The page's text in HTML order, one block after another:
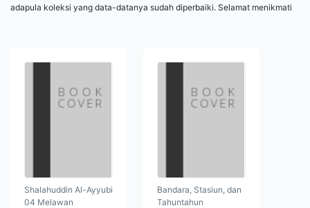
adapula koleksi yang data-datanya sudah diperbaiki. Selamat menikmati
Shalahuddin Al-Ayyubi
04 Melawan
Bandara, Stasiun, dan
Tahuntahun